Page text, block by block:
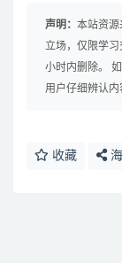
声明： 本站资源
立场，仅限学
小时内删除。
用户仔细辨认内
收藏